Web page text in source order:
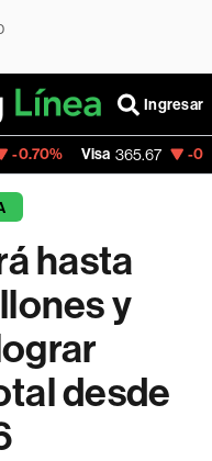
Ingresar
365.67 -0.13%
hasta
y
desde